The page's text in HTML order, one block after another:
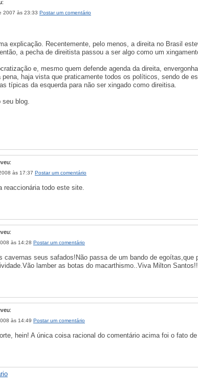
2007 às 23:33 Postar um comentário
explicação. Recentemente, pelo menos, a direita no Brasil
a pecha de direitista passou a ser algo como um
e, mesmo quem defende agenda da direita,
haja vista que praticamente todos os políticos, sendo de
típicas da esquerda para não ser xingado como direitisa.
seu blog.
às 17:37 Postar um comentário
reaccionária todo este site.
às 14:28 Postar um comentário
cavernas seus safados!Não passa de um bando de egoítas,que
lamber as botas do macarthismo..Viva Milton
às 14:49 Postar um comentário
hein! A única coisa racional do comentário acima foi o fato